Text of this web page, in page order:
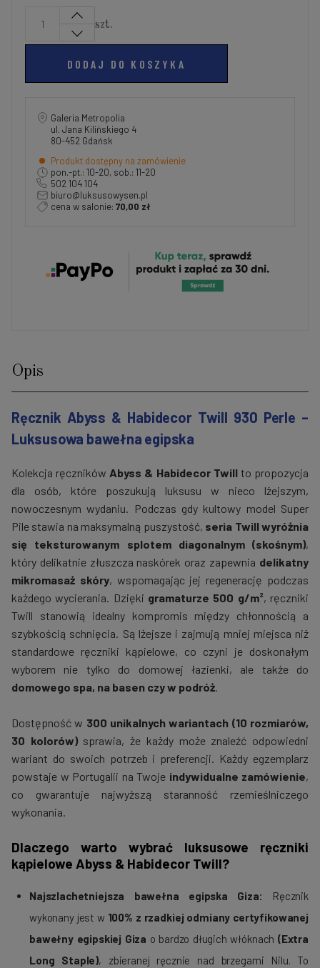
szt.
DODAJ DO KOSZYKA
Galeria Metropolia
ul. Jana Kilińskiego 4
80-452 Gdańsk
Produkt dostępny na zamówienie
pon.-pt.: 10-20, sob.: 11-20
502 104 104
biuro@luksusowysen.pl
cena w salonie: 70,00 zł
Opis
Ręcznik Abyss & Habidecor Twill 930 Perle –
Luksusowa bawełna egipska
Kolekcja ręczników Abyss & Habidecor Twillto propozycja
dla osób, które poszukują luksusu w nieco lżejszym,
nowoczesnym wydaniu. Podczas gdy kultowy model Super
Pile stawia na maksymalną puszystość, seria Twill wyróżnia
się teksturowanym splotem diagonalnym (skośnym),
który delikatnie złuszcza naskórek oraz zapewnia delikatny
mikromasaż skóry, wspomagając jej regenerację podczas
każdego wycierania. Dzięki gramaturze 500 g/m², ręczniki
Twill stanowią idealny kompromis między chłonnością a
szybkością schnięcia. Są lżejsze i zajmują mniej miejsca niż
standardowe ręczniki kąpielowe, co czyni je doskonałym
wyborem nie tylko do domowej łazienki, ale także do
domowego spa, na basen czy w podróż.
Dostępność w 300 unikalnych wariantach (10 rozmiarów,
30 kolorów)sprawia, że każdy może znaleźć odpowiedni
wariant do swoich potrzeb i preferencji. Każdy egzemplarz
powstaje w Portugalii na Twoje indywidualne zamówienie,
co gwarantuje najwyższą staranność rzemieślniczego
wykonania.
Dlaczego warto wybrać luksusowe ręczniki
kąpielowe Abyss & Habidecor Twill?
Najszlachetniejsza bawełna egipska Giza: Ręcznik
wykonany jest w 100% z rzadkiej odmiany certyfikowanej
bawełny egipskiej Giza o bardzo długich włóknach (Extra
Long Staple), zbieranej ręcznie nad brzegami Nilu. To